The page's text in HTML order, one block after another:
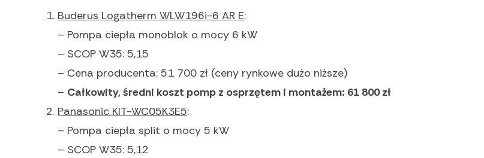
Buderus Logatherm WLW196i-6 AR E:
– Pompa ciepła monoblok o mocy 6 kW
– SCOP W35: 5,15
– Cena producenta: 51 700 zł (ceny rynkowe dużo niższe)
– Całkowity, średni koszt pomp z osprzętem i montażem: 61 800 zł
Panasonic KIT-WC05K3E5:
– Pompa ciepła split o mocy 5 kW
– SCOP W35: 5,12